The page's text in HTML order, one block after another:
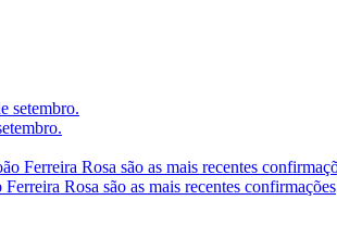
Rosa são as mais recentes confirmações